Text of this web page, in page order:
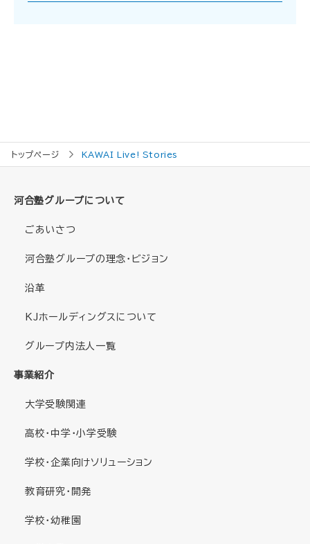
トップページ KAWAI Live! Stories
河合塾グループについて
ごあいさつ
河合塾グループの理念・ビジョン
沿革
KJホールディングスについて
グループ内法人一覧
事業紹介
大学受験関連
高校・中学・小学受験
学校・企業向けソリューション
教育研究・開発
学校・幼稚園